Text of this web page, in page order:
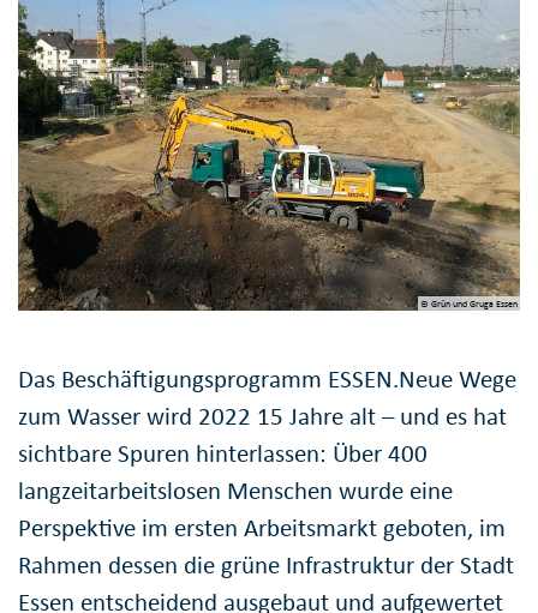
© Grün und Gruga Essen
Das Beschäftigungsprogramm ESSEN.Neue Wege
zum Wasser wird 2022 15 Jahre alt – und es hat
sichtbare Spuren hinterlassen: Über 400
langzeitarbeitslosen Menschen wurde eine
Perspektive im ersten Arbeitsmarkt geboten, im
Rahmen dessen die grüne Infrastruktur der Stadt
Essen entscheidend ausgebaut und aufgewertet